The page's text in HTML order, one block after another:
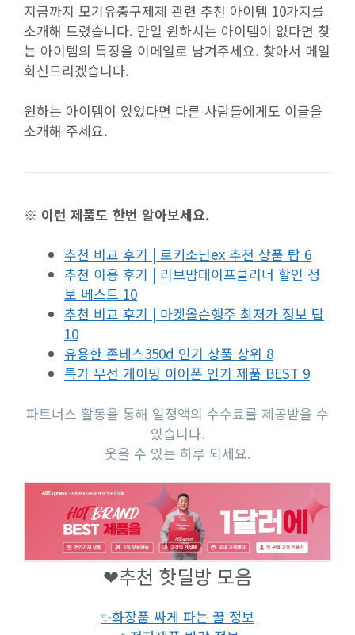
지금까지 모기유충구제제 관련 추천 아이템 10가지를
소개해 드렸습니다. 만일 원하시는 아이템이 없다면 찾
는 아이템의 특징을 이메일로 남겨주세요. 찾아서 메일
회신드리겠습니다.
원하는 아이템이 있었다면 다른 사람들에게도 이글을
소개해 주세요.
※ 이런 제품도 한번 알아보세요.
추천 비교 후기 | 로키소닌ex 추천 상품 탑 6
추천 이용 후기 | 리브맘테이프클리너 할인 정
보 베스트 10
추천 비교 후기 | 마켓올슨행주 최저가 정보 탑
10
유용한 존테스350d 인기 상품 상위 8
특가 무선 게이밍 이어폰 인기 제품 BEST 9
파트너스 활동을 통해 일정액의 수수료를 제공받을 수
있습니다.
웃을 수 있는 하루 되세요.
❤추천 핫딜방 모음
✨화장품 싸게 파는 꿀 정보